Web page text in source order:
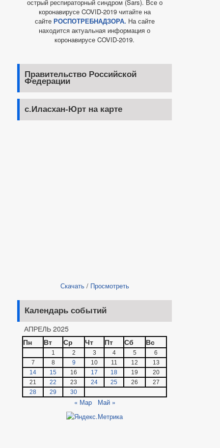
острый респираторный синдром (Sars). Все о
коронавирусе COVID-2019 читайте на
сайте РОСПОТРЕБНАДЗОРА. На сайте
находится актуальная информация о
коронавирусе COVID-2019.
Правительство Российской
Федерации
с.Иласхан-Юрт на карте
Скачать/ Просмотреть
Календарь событий
АПРЕЛЬ 2025
Пн
Вт Ср Чт Пт Сб Вс
1 2 3 4 5
6
7
8 9 10 11 12
13
14
15 16 17 18 19
20
21
22 23 24 25 26
27
28
29 30
« Мар Май »